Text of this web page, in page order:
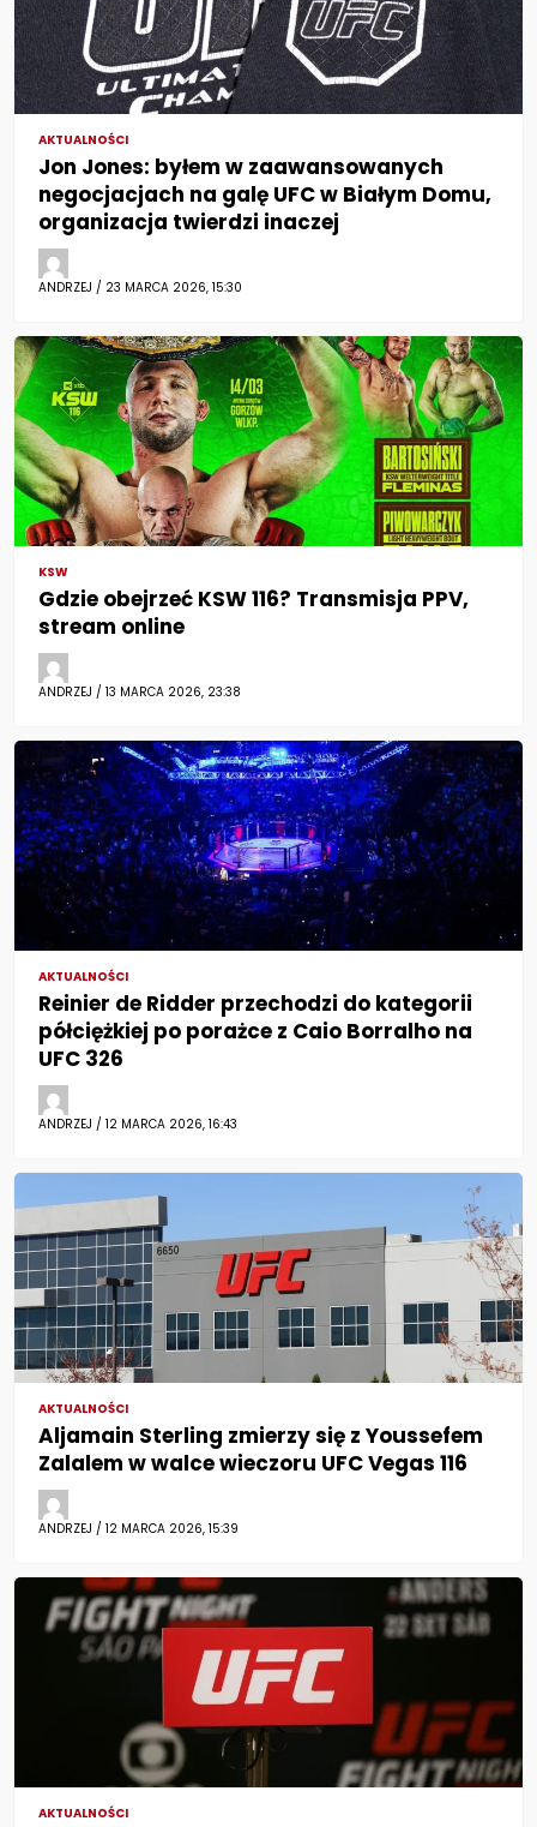
AKTUALNOŚCI
Jon Jones: byłem w zaawansowanych
negocjacjach na galę UFC w Białym Domu,
organizacja twierdzi inaczej
ANDRZEJ / 23 MARCA 2026, 15:30
KSW
Gdzie obejrzeć KSW 116? Transmisja PPV,
stream online
ANDRZEJ / 13 MARCA 2026, 23:38
AKTUALNOŚCI
Reinier de Ridder przechodzi do kategorii
półciężkiej po porażce z Caio Borralho na
UFC 326
ANDRZEJ / 12 MARCA 2026, 16:43
AKTUALNOŚCI
Aljamain Sterling zmierzy się z Youssefem
Zalalem w walce wieczoru UFC Vegas 116
ANDRZEJ / 12 MARCA 2026, 15:39
AKTUALNOŚCI